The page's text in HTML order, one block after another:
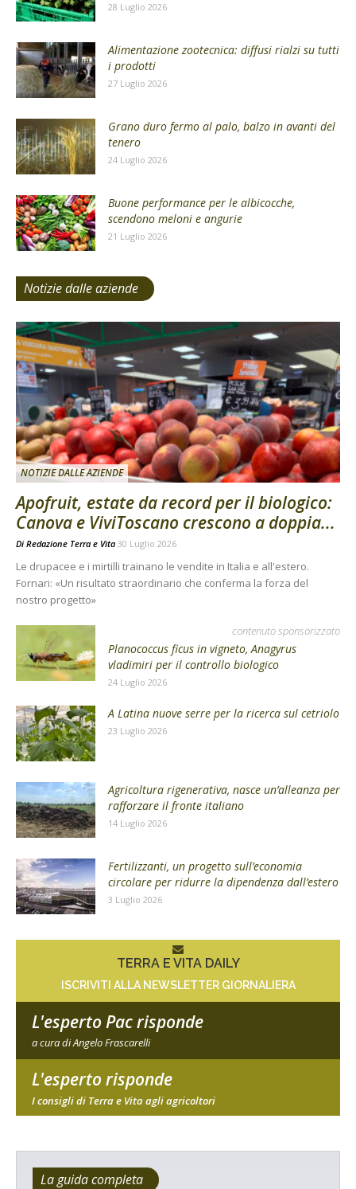
28 Luglio 2026
Alimentazione zootecnica: diffusi rialzi su tutti
i prodotti
27 Luglio 2026
Grano duro fermo al palo, balzo in avanti del
tenero
24 Luglio 2026
Buone performance per le albicocche,
scendono meloni e angurie
21 Luglio 2026
Notizie dalle aziende
NOTIZIE DALLE AZIENDE
Apofruit, estate da record per il biologico:
Canova e ViviToscano crescono a doppia...
Di Redazione Terra e Vita 30 Luglio 2026
Le drupacee e i mirtilli trainano le vendite in Italia e all'estero.
Fornari: «Un risultato straordinario che conferma la forza del
nostro progetto»
contenuto sponsorizzato
Planococcus ficus in vigneto, Anagyrus
vladimiri per il controllo biologico
24 Luglio 2026
A Latina nuove serre per la ricerca sul cetriolo
23 Luglio 2026
Agricoltura rigenerativa, nasce un’alleanza per
rafforzare il fronte italiano
14 Luglio 2026
Fertilizzanti, un progetto sull’economia
circolare per ridurre la dipendenza dall’estero
3 Luglio 2026
TERRA E VITA DAILY
ISCRIVITI ALLA NEWSLETTER GIORNALIERA
L'esperto Pac risponde
a cura di Angelo Frascarelli
L'esperto risponde
I consigli di Terra e Vita agli agricoltori
La guida completa